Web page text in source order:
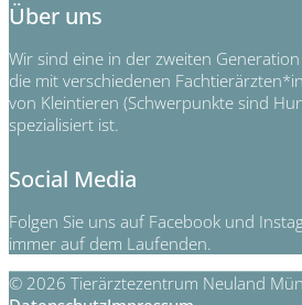
Über uns
Wir sind eine in der zweiten
die mit verschiedenen
von Kleintieren (Schwerpunkte sind
spezialisiert ist.
Social Media
Folgen Sie uns auf Facebook und
immer auf dem Laufenden.
© 2026 Tierärztezentrum Neuland